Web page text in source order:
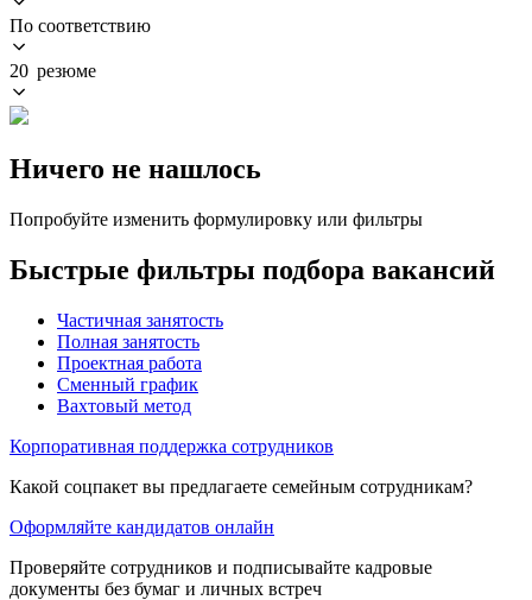
По соответствию
20 резюме
Ничего не нашлось
Попробуйте изменить формулировку или фильтры
Быстрые фильтры подбора вакансий
Частичная занятость
Полная занятость
Проектная работа
Сменный график
Вахтовый метод
Корпоративная поддержка сотрудников
Какой соцпакет вы предлагаете семейным сотрудникам?
Оформляйте кандидатов онлайн
Проверяйте сотрудников и подписывайте кадровые
документы без бумаг и личных встреч